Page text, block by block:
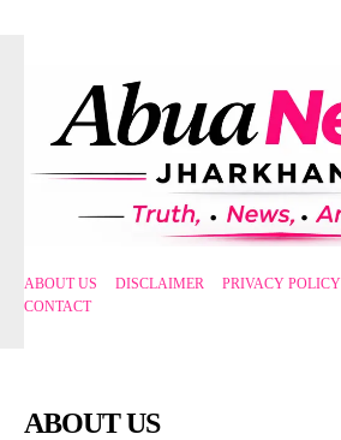
ABOUT US DISCLAIMER PRIVACY POLICY
CONTACT
ABOUT US